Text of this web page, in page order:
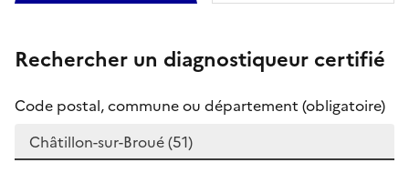
Rechercher un diagnostiqueur certifié
Code postal, commune ou département (obligatoire)